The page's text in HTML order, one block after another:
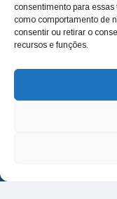
consentimento para
como comportamento de
consentir ou retirar o
recursos e funções.
deixamos de lado
questionando os
para a cidade e